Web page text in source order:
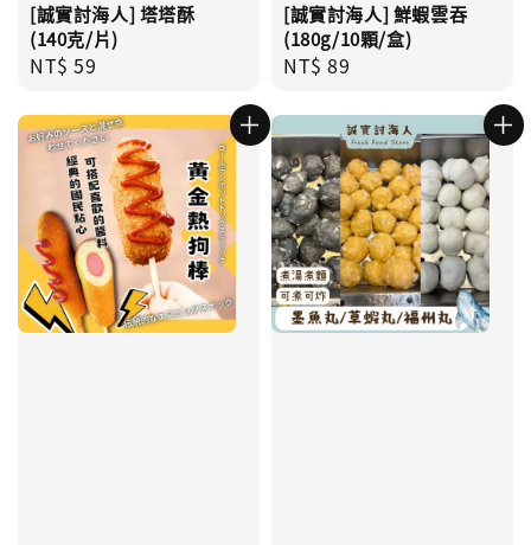
[誠實討海人] 塔塔酥
(140克/片)
Regular
NT$ 59
[誠實討海人] 鮮蝦雲吞
(180g/10顆/盒)
Regular
NT$ 89